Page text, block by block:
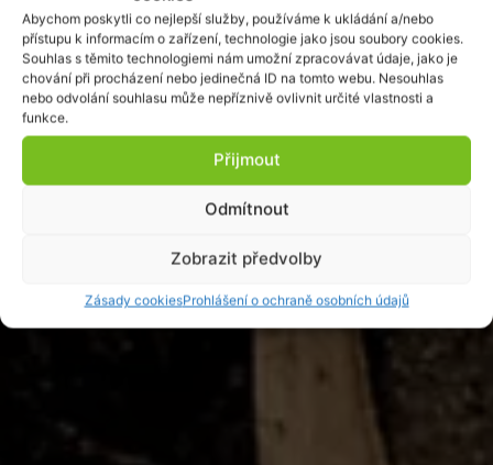
Abychom poskytli co nejlepší služby, používáme k ukládání a/nebo
přístupu k informacím o zařízení, technologie jako jsou soubory cookies.
Souhlas s těmito technologiemi nám umožní zpracovávat údaje, jako je
chování při procházení nebo jedinečná ID na tomto webu. Nesouhlas
nebo odvolání souhlasu může nepříznivě ovlivnit určité vlastnosti a
funkce.
Přijmout
Odmítnout
Zobrazit předvolby
Zásady cookiesProhlášení o ochraně osobních údajů